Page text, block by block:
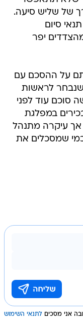
של שליש סיעה.
סיום
יפר
על ההסכם עם
לראשות
סוכם עוד לפני
במפלגת
עיקרה מתנהל
שמסכלים את
אני מסכים לתנאי השימוש